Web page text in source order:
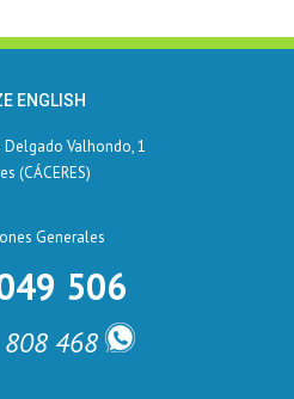
ENGLISH
Delgado Valhondo, 1
(CÁCERES)
Generales
506
468